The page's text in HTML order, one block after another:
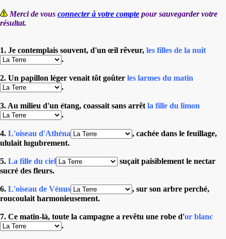
Merci de vous connecter à votre compte pour sauvegarder votre
résultat.
1. Je contemplais souvent, d'un œil rêveur, les filles de la nuit
.
2. Un papillon léger venait tôt goûter les larmes du matin
.
3. Au milieu d'un étang, coassait sans arrêt la fille du limon
.
4. L'oiseau d'Athéna
, cachée dans le feuillage,
ululait lugubrement.
5. La fille du ciel
suçait paisiblement le nectar
sucré des fleurs.
6. L'oiseau de Vénus
, sur son arbre perché,
roucoulait harmonieusement.
7. Ce matin-là, toute la campagne a revêtu une robe d'or blanc
.